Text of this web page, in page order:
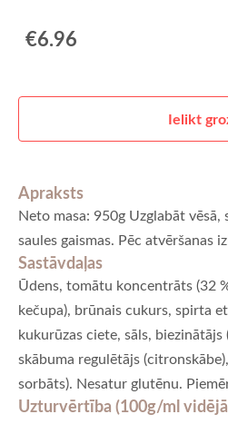
€6.96
Ielikt
Apraksts
Neto masa: 950g Uzglabāt
saules gaismas. Pēc atvēršanas
Sastāvdaļas
Ūdens, tomātu koncentrāts (32
kečupa), brūnais cukurs, spirta
kukurūzas ciete, sāls, biezinātājs
skābuma regulētājs
sorbāts). Nesatur glutēnu.
Uzturvērtība (100g/ml